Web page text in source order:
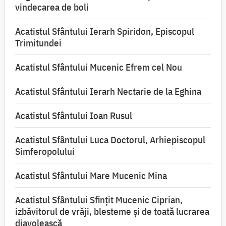
vindecarea de boli
Acatistul Sfântului Ierarh Spiridon, Episcopul
Trimitundei
Acatistul Sfântului Mucenic Efrem cel Nou
Acatistul Sfântului Ierarh Nectarie de la Eghina
Acatistul Sfântului Ioan Rusul
Acatistul Sfântului Luca Doctorul, Arhiepiscopul
Simferopolului
Acatistul Sfântului Mare Mucenic Mina
Acatistul Sfântului Sfințit Mucenic Ciprian,
izbăvitorul de vrăji, blesteme și de toată lucrarea
diavolească